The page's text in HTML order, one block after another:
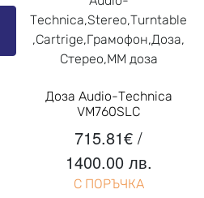
Доза Audio-Technica
VM760SLC
715.81€ /
1400.00 лв.
С ПОРЪЧКА